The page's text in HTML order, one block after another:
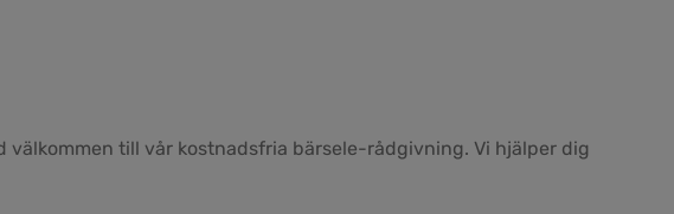
välkommen till vår kostnadsfria bärsele-rådgivning. Vi hjälper dig